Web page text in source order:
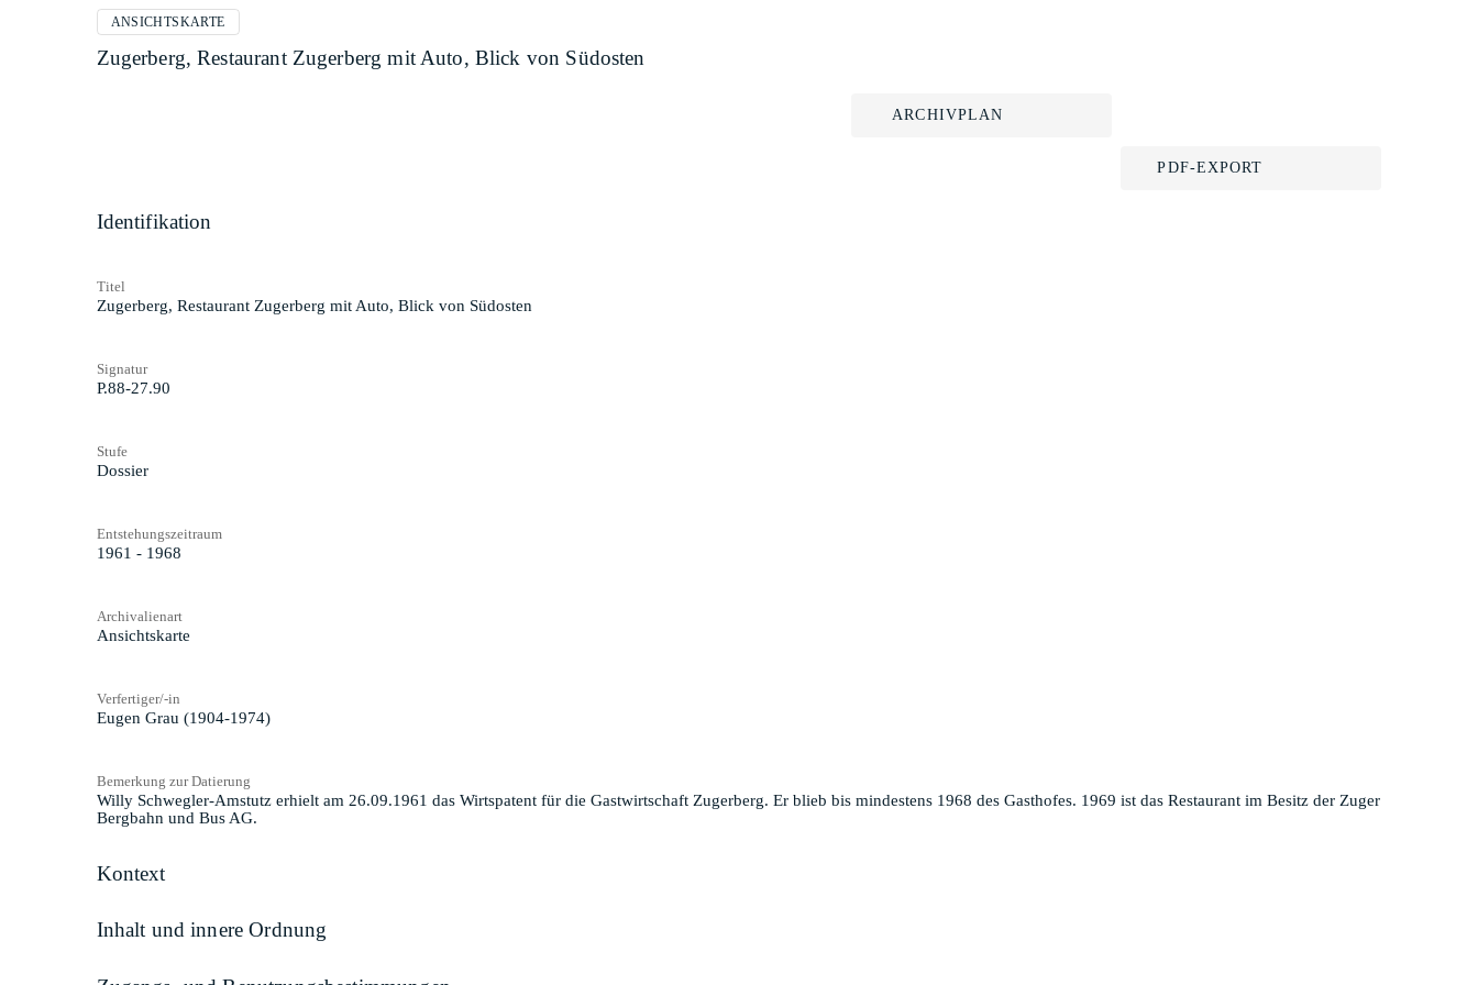
ANSICHTSKARTE
Zugerberg, Restaurant Zugerberg mit Auto, Blick von Südosten
ARCHIVPLAN
PDF-EXPORT
Identifikation
Titel
Zugerberg, Restaurant Zugerberg mit Auto, Blick von Südosten
Signatur
P.88-27.90
Stufe
Dossier
Entstehungszeitraum
1961 - 1968
Archivalienart
Ansichtskarte
Verfertiger/-in
Eugen Grau (1904-1974)
Bemerkung zur Datierung
Willy Schwegler-Amstutz erhielt am 26.09.1961 das Wirtspatent für die Gastwirtschaft Zugerberg. Er blieb bis mindestens 1968 des Gasthofes. 1969 ist das Restaurant im Besitz der Zuger
Bergbahn und Bus AG.
Kontext
Inhalt und innere Ordnung